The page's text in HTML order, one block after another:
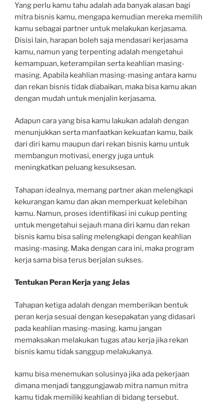
Yang perlu kamu tahu adalah ada banyak alasan bagi
mitra bisnis kamu, mengapa kemudian mereka memilih
kamu sebagai partner untuk melakukan kerjasama.
Disisi lain, harapan boleh saja mendasari kerjasama
kamu, namun yang terpenting adalah mengetahui
kemampuan, keterampilan serta keahlian masing-
masing. Apabila keahlian masing-masing antara kamu
dan rekan bisnis tidak diabaikan, maka bisa kamu akan
dengan mudah untuk menjalin kerjasama.
Adapun cara yang bisa kamu lakukan adalah dengan
menunjukkan serta manfaatkan kekuatan kamu, baik
dari diri kamu maupun dari rekan bisnis kamu untuk
membangun motivasi, energy juga untuk
meningkatkan peluang kesuksesan.
Tahapan idealnya, memang partner akan melengkapi
kekurangan kamu dan akan memperkuat kelebihan
kamu. Namun, proses identifikasi ini cukup penting
untuk mengetahui sejauh mana diri kamu dan rekan
bisnis kamu bisa saling melengkapi dengan keahlian
masing-masing. Maka dengan cara ini, maka program
kerja sama bisa terus berjalan sukses.
Tentukan Peran Kerja yang Jelas
Tahapan ketiga adalah dengan memberikan bentuk
peran kerja sesuai dengan kesepakatan yang didasari
pada keahlian masing-masing. kamu jangan
memaksakan melakukan tugas atau kerja jika rekan
bisnis kamu tidak sanggup melakukanya.
kamu bisa menemukan solusinya jika ada pekerjaan
dimana menjadi tanggungjawab mitra namun mitra
kamu tidak memiliki keahlian di bidang tersebut.